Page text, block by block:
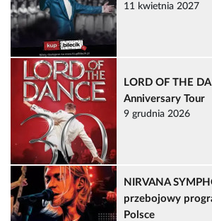
11 kwietnia 2027
LORD OF THE
Anniversary Tour
9 grudnia 2026
NIRVANA
przebojowy
Polsce